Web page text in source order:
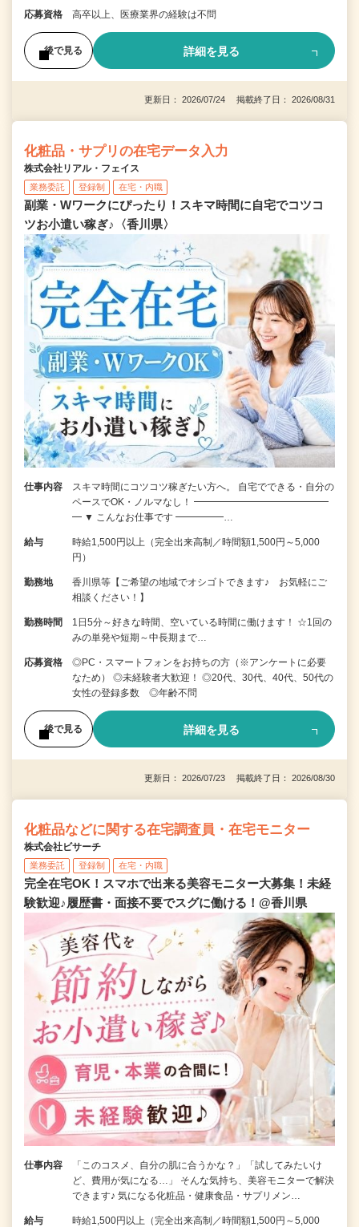
応募資格 高卒以上、医療業界の経験は不問
後で見る 詳細を見る
更新日： 2026/07/24 掲載終了日： 2026/08/31
化粧品・サプリの在宅データ入力
株式会社リアル・フェイス
業務委託 登録制 在宅・内職
副業・Wワークにぴったり！スキマ時間に自宅でコツコ
ツお小遣い稼ぎ♪〈香川県〉
仕事内容
スキマ時間にコツコツ稼ぎたい方へ。 自宅でできる・自分の
ペースでOK・ノルマなし！ ━━━━━━━━━━━━━━
━ ▼ こんなお仕事です ━━━━━…
給与
時給1,500円以上（完全出来高制／時間額1,500円～5,000
円）
勤務地
香川県等【ご希望の地域でオシゴトできます♪ お気軽にご
相談ください！】
勤務時間
1日5分～好きな時間、空いている時間に働けます！ ☆1回の
みの単発や短期～中長期まで…
応募資格
◎PC・スマートフォンをお持ちの方（※アンケートに必要
なため） ◎未経験者大歓迎！ ◎20代、30代、40代、50代の
女性の登録多数 ◎年齢不問
後で見る 詳細を見る
更新日： 2026/07/23 掲載終了日： 2026/08/30
化粧品などに関する在宅調査員・在宅モニター
株式会社ビサーチ
業務委託 登録制 在宅・内職
完全在宅OK！スマホで出来る美容モニター大募集！未経
験歓迎♪履歴書・面接不要でスグに働ける！@香川県
仕事内容
「このコスメ、自分の肌に合うかな？」「試してみたいけ
ど、費用が気になる…」 そんな気持ち、美容モニターで解決
できます♪ 気になる化粧品・健康食品・サプリメン…
給与 時給1,500円以上（完全出来高制／時間額1,500円～5,000